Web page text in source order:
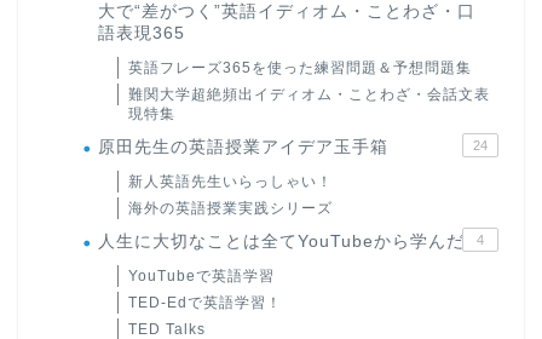
大で“差がつく”英語イディオム・ことわざ・口
語表現365
英語フレーズ365を使った練習問題＆予想問題集
難関大学超絶頻出イディオム・ことわざ・会話文表
現特集
原田先生の英語授業アイデア玉手箱 24
新人英語先生いらっしゃい！
海外の英語授業実践シリーズ
人生に大切なことは全てYouTubeから学んだ 4
YouTubeで英語学習
TED-Edで英語学習！
TED Talks